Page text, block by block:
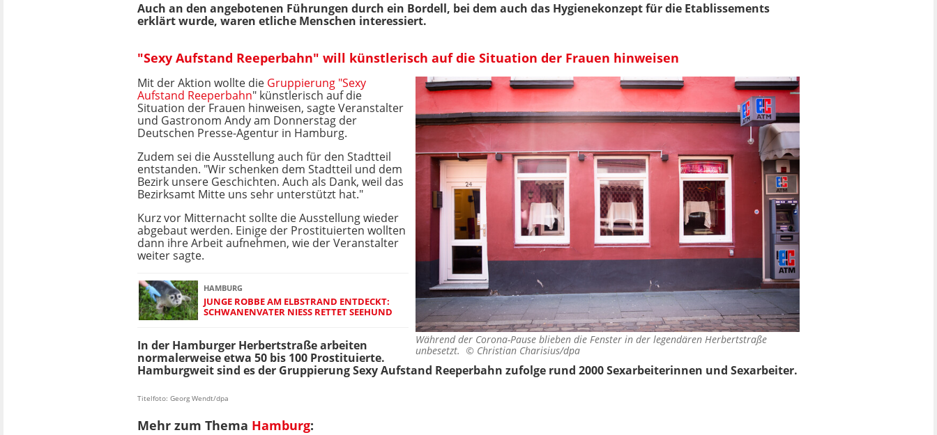
Auch an den angebotenen Führungen durch ein Bordell, bei dem auch das Hygienekonzept für die Etablissements
erklärt wurde, waren etliche Menschen interessiert.
"Sexy Aufstand Reeperbahn" will künstlerisch auf die Situation der Frauen hinweisen
Während der Corona-Pause blieben die Fenster in der legendären Herbertstraße
unbesetzt. © Christian Charisius/dpa
Mit der Aktion wollte die Gruppierung "Sexy
Aufstand Reeperbahn" künstlerisch auf die
Situation der Frauen hinweisen, sagte Veranstalter
und Gastronom Andy am Donnerstag der
Deutschen Presse-Agentur in Hamburg.
Zudem sei die Ausstellung auch für den Stadtteil
entstanden. "Wir schenken dem Stadtteil und dem
Bezirk unsere Geschichten. Auch als Dank, weil das
Bezirksamt Mitte uns sehr unterstützt hat."
Kurz vor Mitternacht sollte die Ausstellung wieder
abgebaut werden. Einige der Prostituierten wollten
dann ihre Arbeit aufnehmen, wie der Veranstalter
weiter sagte.
HAMBURG
JUNGE ROBBE AM ELBSTRAND ENTDECKT:
SCHWANENVATER NIESS RETTET SEEHUND
In der Hamburger Herbertstraße arbeiten
normalerweise etwa 50 bis 100 Prostituierte.
Hamburgweit sind es der Gruppierung Sexy Aufstand Reeperbahn zufolge rund 2000 Sexarbeiterinnen und Sexarbeiter.
Titelfoto: Georg Wendt/dpa
Mehr zum Thema Hamburg: